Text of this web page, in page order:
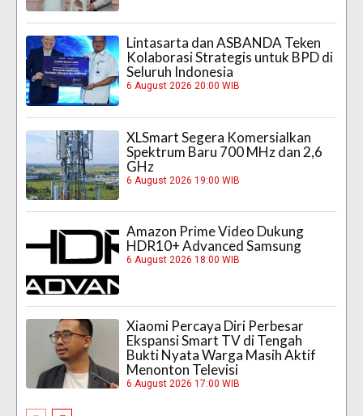
Lintasarta dan ASBANDA Teken
Kolaborasi Strategis untuk BPD di
Seluruh Indonesia
6 August 2026 20:00 WIB
XLSmart Segera Komersialkan
Spektrum Baru 700 MHz dan 2,6
GHz
6 August 2026 19:00 WIB
Amazon Prime Video Dukung
HDR10+ Advanced Samsung
6 August 2026 18:00 WIB
Xiaomi Percaya Diri Perbesar
Ekspansi Smart TV di Tengah
Bukti Nyata Warga Masih Aktif
Menonton Televisi
6 August 2026 17:00 WIB